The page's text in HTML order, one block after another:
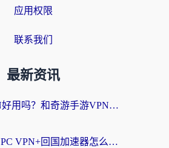
应用权限
联系我们
最新资讯
ChickCN VPN好用吗？和奇游手游VPN对比哪个回国效果更好？海外党亲测实用指南
海外党必看：PC VPN+回国加速器怎么选？无缝访问国内资源全攻略